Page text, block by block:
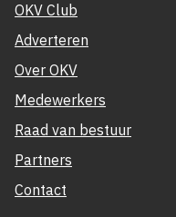
OKV Club
Adverteren
Over OKV
Medewerkers
Raad van bestuur
Partners
Contact